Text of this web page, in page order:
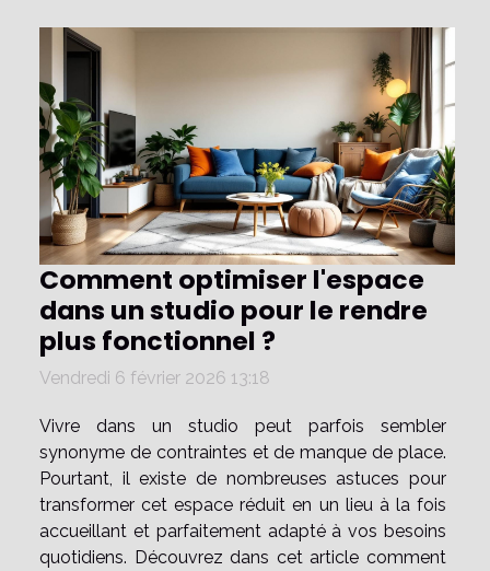
Comment optimiser l'espace
dans un studio pour le rendre
plus fonctionnel ?
Vendredi 6 février 2026 13:18
Vivre dans un studio peut parfois sembler
synonyme de contraintes et de manque de place.
Pourtant, il existe de nombreuses astuces pour
transformer cet espace réduit en un lieu à la fois
accueillant et parfaitement adapté à vos besoins
quotidiens. Découvrez dans cet article comment